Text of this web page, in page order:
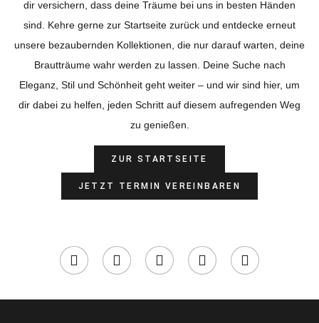
dir versichern, dass deine Träume bei uns in besten Händen
sind. Kehre gerne zur Startseite zurück und entdecke erneut
unsere bezaubernden Kollektionen, die nur darauf warten, deine
Brautträume wahr werden zu lassen. Deine Suche nach
Eleganz, Stil und Schönheit geht weiter – und wir sind hier, um
dir dabei zu helfen, jeden Schritt auf diesem aufregenden Weg
zu genießen.
ZUR STARTSEITE
JETZT TERMIN VEREINBAREN